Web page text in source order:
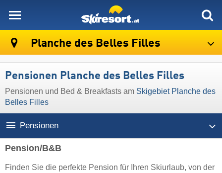
Planche des Belles Filles
Pensionen Planche des Belles Filles
Pensionen und Bed & Breakfasts am Skigebiet Planche des
Belles Filles
Pensionen
Pension/B&B
Finden Sie die perfekte Pension für Ihren Skiurlaub, von der